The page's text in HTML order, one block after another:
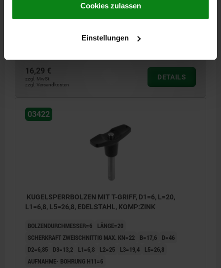
Datenschutz|AGB
Cookies zulassen
Einstellungen
SCHERKRAFT ZWEISCHNITTIG MAX. KN=22 B=17,6
D2=6,85 D3=13,2 L1=6,8 L2=25 L3=19,4 L5=21,8
16,29 €
zzgl. MwSt.
zzgl. Versandkosten
DETAILS
03422
KUGELSPERRBOLZEN MIT T-GRIFF, D1=6, L=20,
L1=6,8, L5=26,8, EDELSTAHL, KOMP:ZINK
BOLZENDURCHMESSER=6
LÄNGE=20
SCHERKRAFT ZWEISCHNITTIG MAX. KN=22
B=17,6
D=46
D2=6,85
D3=13,2 L1=6,8 L2=25 L3=19,4
L5=26,8
AUFNAHME- BOHRUNG H11=6